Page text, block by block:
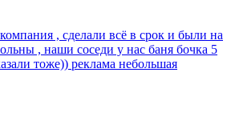
, сделали всё в срок и были на
, наши соседи у нас баня бочка 5
тоже)) реклама небольшая